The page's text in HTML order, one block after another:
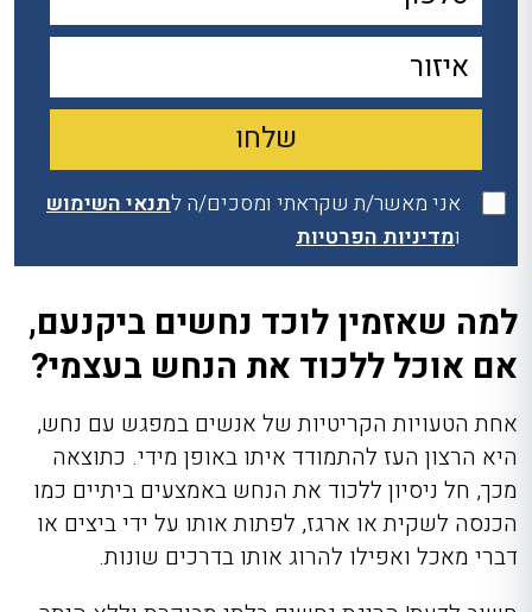
אני מאשר/ת שקראתי ומסכים/ה לתנאי השימוש
ומדיניות הפרטיות
למה שאזמין לוכד נחשים ביקנעם,
אם אוכל ללכוד את הנחש בעצמי?
אחת הטעויות הקריטיות של אנשים במפגש עם נחש,
היא הרצון העז להתמודד איתו באופן מידי. כתוצאה
מכך, חל ניסיון ללכוד את הנחש באמצעים ביתיים כמו
הכנסה לשקית או ארגז, לפתות אותו על ידי ביצים או
דברי מאכל ואפילו להרוג אותו בדרכים שונות.